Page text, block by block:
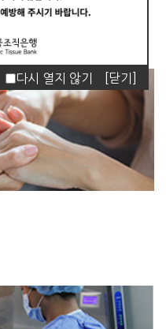
다시 열지 않기 [닫기]